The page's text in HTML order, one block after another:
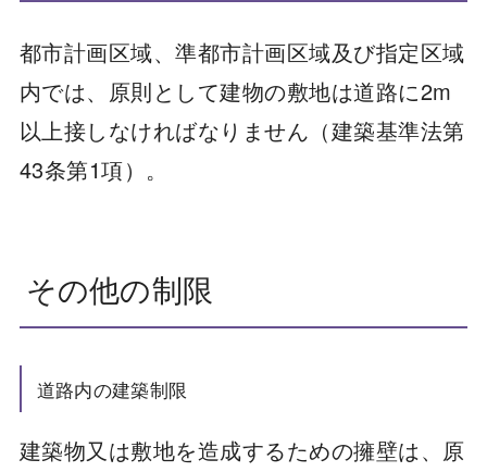
都市計画区域、準都市計画区域及び指定区域
内では、原則として建物の敷地は道路に2m
以上接しなければなりません（建築基準法第
43条第1項）。
その他の制限
道路内の建築制限
建築物又は敷地を造成するための擁壁は、原